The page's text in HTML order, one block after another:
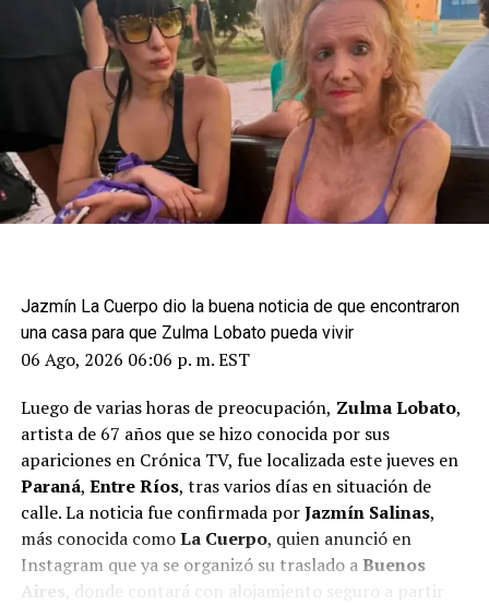
Jazmín La Cuerpo dio la buena noticia de que encontraron
una casa para que Zulma Lobato pueda vivir
06 Ago, 2026 06:06 p. m. EST
Luego de varias horas de preocupación, Zulma Lobato,
artista de 67 años que se hizo conocida por sus
apariciones en Crónica TV, fue localizada este jueves en
Paraná, Entre Ríos, tras varios días en situación de
calle. La noticia fue confirmada porJazmín Salinas,
más conocida comoLa Cuerpo, quien anunció en
Instagram que ya se organizó su traslado aBuenos
Aires
, donde contará con alojamiento seguro a partir